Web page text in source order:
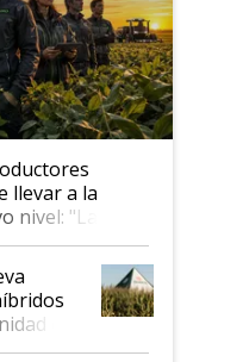
llevar a la
"Las
son
en